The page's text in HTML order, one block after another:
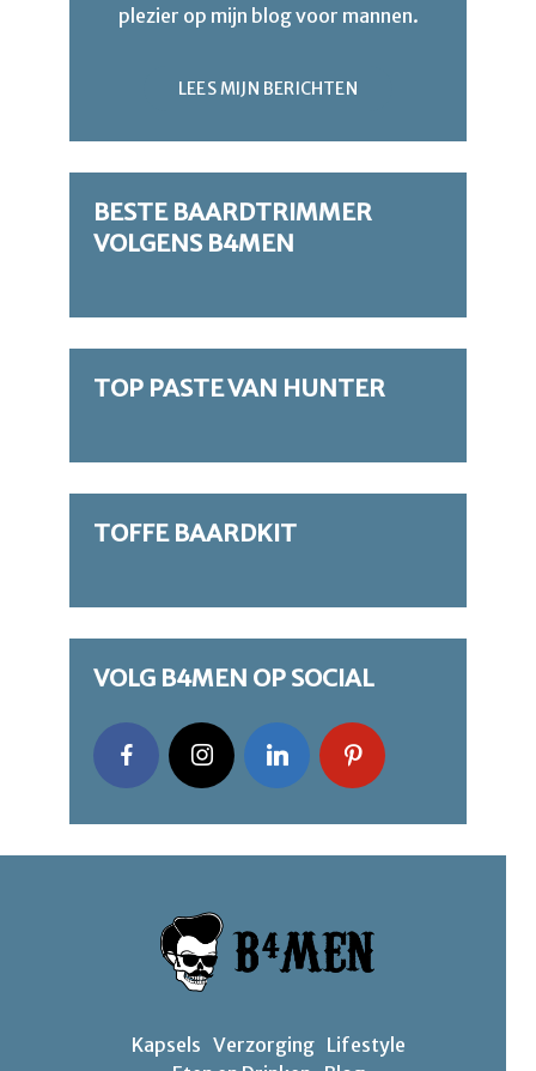
plezier op mijn blog voor mannen.
LEES MIJN BERICHTEN
BESTE BAARDTRIMMER
VOLGENS B4MEN
TOP PASTE VAN HUNTER
TOFFE BAARDKIT
VOLG B4MEN OP SOCIAL
Kapsels Verzorging Lifestyle